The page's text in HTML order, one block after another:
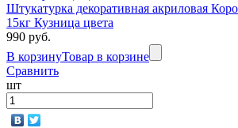
Штукатурка декоративная акриловая
15кг Кузница цвета
990 руб.
В корзинуТовар в корзине
Сравнить
шт